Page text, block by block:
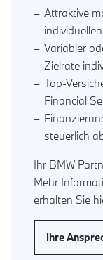
Attraktive
Variabler
Zielrate
Top-
Financial
steuerlich
Ihr BMW
Mehr
erhalten Sie
Ihre